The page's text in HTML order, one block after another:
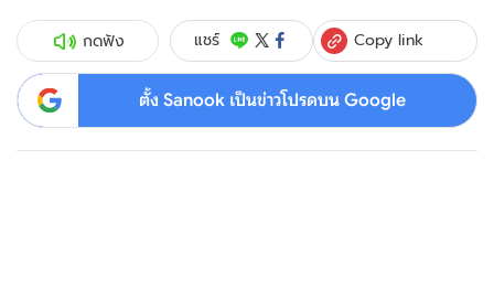
กดฟัง แชร์ Copy link
ตั้ง Sanook เป็นข่าวโปรดบน Google